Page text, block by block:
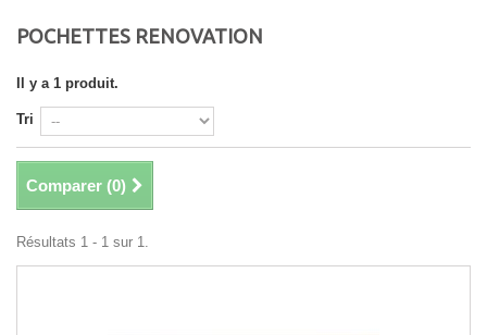
POCHETTES RENOVATION
Il y a 1 produit.
Tri
Comparer (0)
Résultats 1 - 1 sur 1.